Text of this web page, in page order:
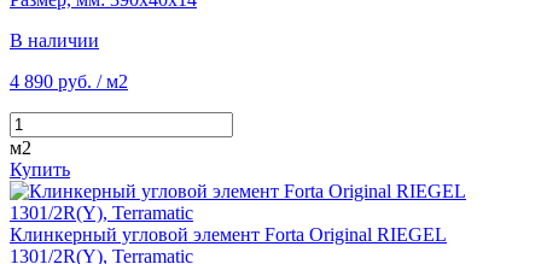
В наличии
4 890 руб. / м2
м2
Купить
Клинкерный угловой элемент Forta Original RIEGEL
1301/2R(Y), Terramatic